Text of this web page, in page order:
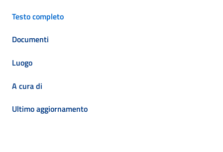
Testo completo
Documenti
Luogo
A cura di
Ultimo aggiornamento